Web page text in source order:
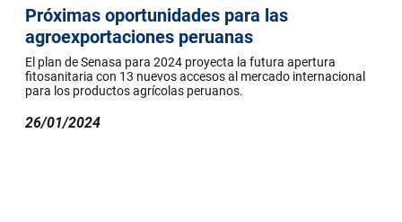
Próximas oportunidades para las
agroexportaciones peruanas
El plan de Senasa para 2024 proyecta la futura apertura
fitosanitaria con 13 nuevos accesos al mercado internacional
para los productos agrícolas peruanos.
26/01/2024